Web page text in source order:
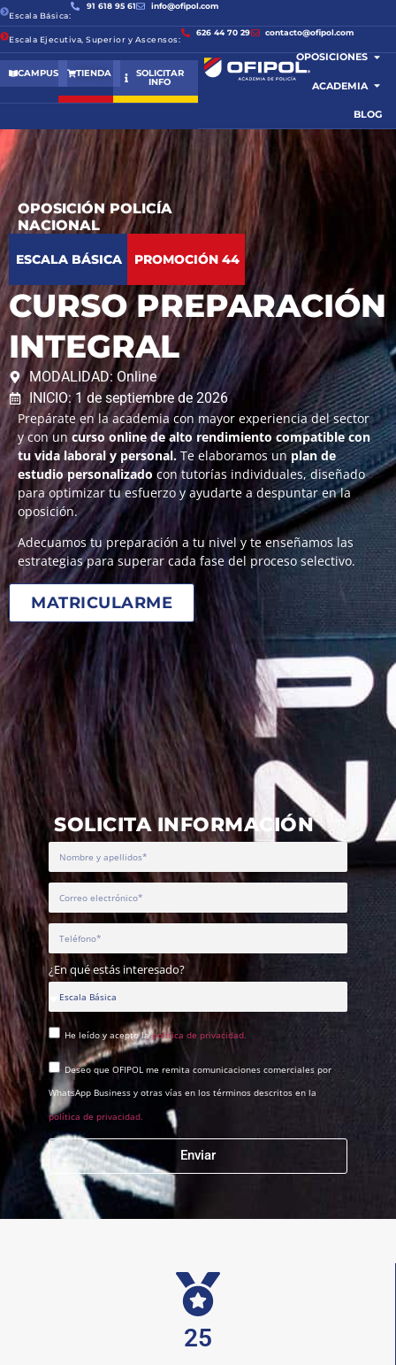
Escala Básica:
91 618 95 61 info@ofipol.com
Escala Ejecutiva, Superior y Ascensos:
626 44 70 29 contacto@ofipol.com
CAMPUS TIENDA SOLICITAR
INFO
OPOSICIONES
ACADEMIA
BLOG
OPOSICIÓN POLICÍA
NACIONAL
ESCALA BÁSICA PROMOCIÓN 44
CURSO PREPARACIÓN
INTEGRAL
MODALIDAD: Online
INICIO: 1 de septiembre de 2026
Prepárate en la academia con mayor experiencia del sector
y con un curso online de alto rendimiento compatible con
tu vida laboral y personal. Te elaboramos unplan de
estudio personalizado con tutorías individuales, diseñado
para optimizar tu esfuerzo y ayudarte a despuntar en la
oposición.
Adecuamos tu preparación a tu nivel y te enseñamos las
estrategias para superar cada fase del proceso selectivo.
MATRICULARME
SOLICITA INFORMACIÓN
¿En qué estás interesado?
He leído y acepto lapolítica de privacidad.
Deseo que OFIPOL me remita comunicaciones comerciales por
WhatsApp Business y otras vías en los términos descritos en la
política de privacidad.
Enviar
25